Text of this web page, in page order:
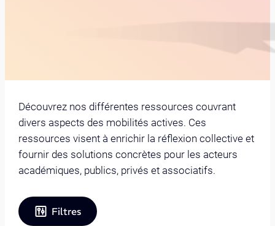
Découvrez nos différentes ressources couvrant
divers aspects des mobilités actives. Ces
ressources visent à enrichir la réflexion collective et
fournir des solutions concrètes pour les acteurs
académiques, publics, privés et associatifs.
Filtres